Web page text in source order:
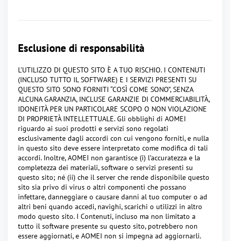
Esclusione di responsabilità
L’UTILIZZO DI QUESTO SITO È A TUO RISCHIO. I CONTENUTI
(INCLUSO TUTTO IL SOFTWARE) E I SERVIZI PRESENTI SU
QUESTO SITO SONO FORNITI “COSÌ COME SONO”, SENZA
ALCUNA GARANZIA, INCLUSE GARANZIE DI COMMERCIABILITÀ,
IDONEITÀ PER UN PARTICOLARE SCOPO O NON VIOLAZIONE
DI PROPRIETÀ INTELLETTUALE. Gli obblighi di AOMEI
riguardo ai suoi prodotti e servizi sono regolati
esclusivamente dagli accordi con cui vengono forniti, e nulla
in questo sito deve essere interpretato come modifica di tali
accordi. Inoltre, AOMEI non garantisce (i) l’accuratezza e la
completezza dei materiali, software o servizi presenti su
questo sito; né (ii) che il server che rende disponibile questo
sito sia privo di virus o altri componenti che possano
infettare, danneggiare o causare danni al tuo computer o ad
altri beni quando accedi, navighi, scarichi o utilizzi in altro
modo questo sito. I Contenuti, incluso ma non limitato a
tutto il software presente su questo sito, potrebbero non
essere aggiornati, e AOMEI non si impegna ad aggiornarli.